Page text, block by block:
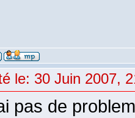
le: 30 Juin 2007,
pas de